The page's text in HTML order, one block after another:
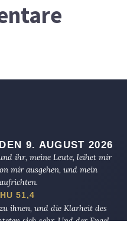
9. AUGUST 2026
ihr, meine Leute, leihet mir
mir ausgehen, und mein
51,4
ihnen, und die Klarheit des
sich sehr. Und der Engel